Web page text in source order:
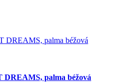
DREAMS, palma béžová